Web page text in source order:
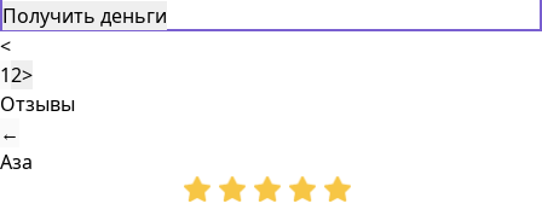
Получить деньги
<
12>
Отзывы
←
Аза